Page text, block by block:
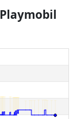
Playmobil